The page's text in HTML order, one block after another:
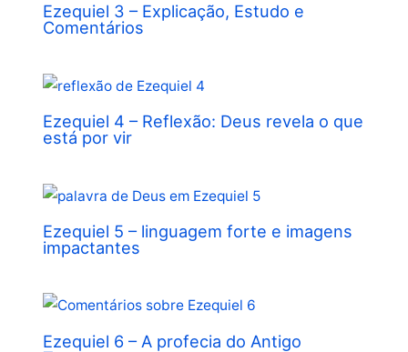
Ezequiel 3 – Explicação, Estudo e
Comentários
Ezequiel 4 – Reflexão: Deus revela o que
está por vir
Ezequiel 5 – linguagem forte e imagens
impactantes
Ezequiel 6 – A profecia do Antigo